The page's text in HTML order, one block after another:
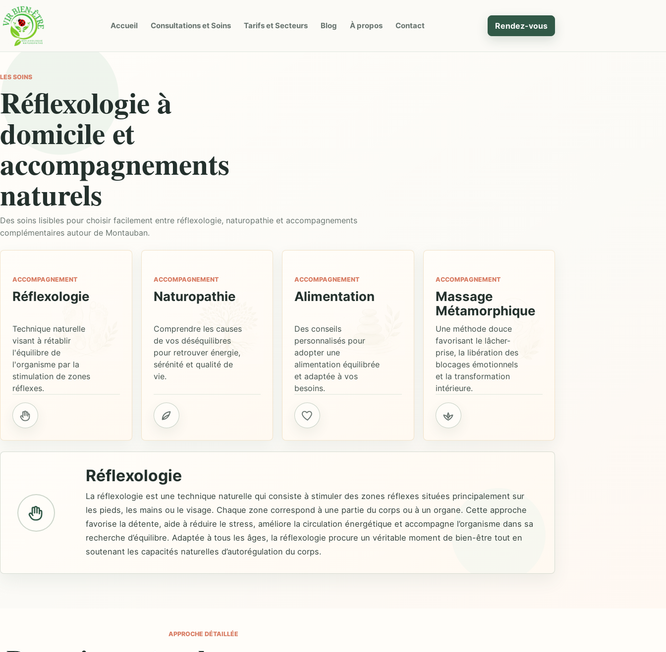
Accueil Consultations et Soins Tarifs et Secteurs Blog À propos Contact Rendez-vous
LES SOINS
Réflexologie à
domicile et
accompagnements
naturels
Des soins lisibles pour choisir facilement entre réflexologie, naturopathie et accompagnements
complémentaires autour de Montauban.
ACCOMPAGNEMENT
Réflexologie
Technique naturelle
visant à rétablir
l'équilibre de
l'organisme par la
stimulation de zones
réflexes.
ACCOMPAGNEMENT
Naturopathie
Comprendre les causes
de vos déséquilibres
pour retrouver énergie,
sérénité et qualité de
vie.
ACCOMPAGNEMENT
Alimentation
Des conseils
personnalisés pour
adopter une
alimentation équilibrée
et adaptée à vos
besoins.
ACCOMPAGNEMENT
Massage
Métamorphique
Une méthode douce
favorisant le lâcher-
prise, la libération des
blocages émotionnels
et la transformation
intérieure.
Réflexologie
La réflexologie est une technique naturelle qui consiste à stimuler des zones réflexes situées principalement sur
les pieds, les mains ou le visage. Chaque zone correspond à une partie du corps ou à un organe. Cette approche
favorise la détente, aide à réduire le stress, améliore la circulation énergétique et accompagne l’organisme dans sa
recherche d’équilibre. Adaptée à tous les âges, la réflexologie procure un véritable moment de bien-être tout en
soutenant les capacités naturelles d’autorégulation du corps.
APPROCHE DÉTAILLÉE